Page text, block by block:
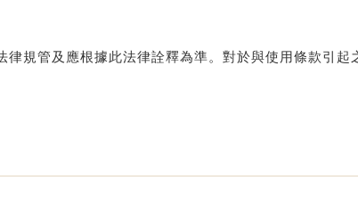
規管及應根據此法律詮釋為準。對於與使用條款引